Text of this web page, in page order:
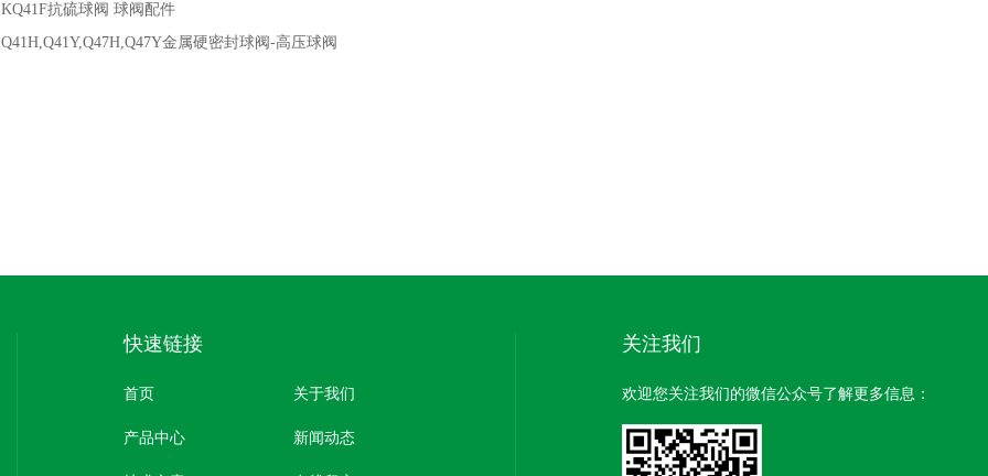
KQ41F抗硫球阀 球阀配件
Q41H,Q41Y,Q47H,Q47Y金属硬密封球阀-高压球阀
快速链接
首页 关于我们
产品中心 新闻动态
关注我们
欢迎您关注我们的微信公众号了解更多信息：